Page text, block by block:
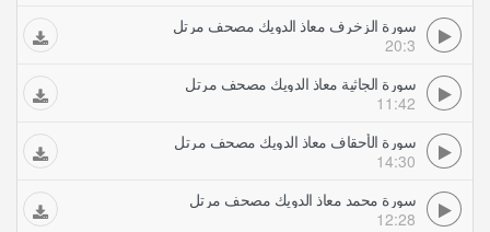
سورة الزخرف معاذ الدويك مصحف مرتل
20:3
سورة الجاثية معاذ الدويك مصحف مرتل
11:42
سورة الأحقاف معاذ الدويك مصحف مرتل
14:30
سورة محمد معاذ الدويك مصحف مرتل
12:28